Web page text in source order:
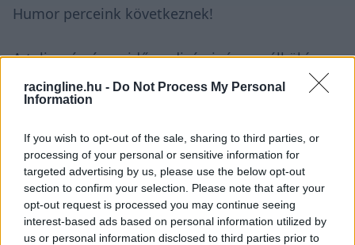
racingline.hu - Do Not Process My Personal
Information
If you wish to opt-out of the sale, sharing to third parties, or
processing of your personal or sensitive information for
targeted advertising by us, please use the below opt-out
section to confirm your selection. Please note that after your
opt-out request is processed you may continue seeing
interest-based ads based on personal information utilized by
us or personal information disclosed to third parties prior to
Humor perceink következnek!
A teljesség és az időrendiség igénye nélkül íme
egy négyperces összeállítást hoztunk nektek
mindabból, amit podcast részeink készítése
során viccesnek találtunk: aranyköpések,
elszólások, bakik. Mi nagyon jól mulattunk,
reméljük, most ti is fogtok egy kicsit. 🙂